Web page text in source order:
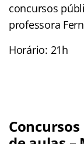
concursos
professora
Horário: 21h